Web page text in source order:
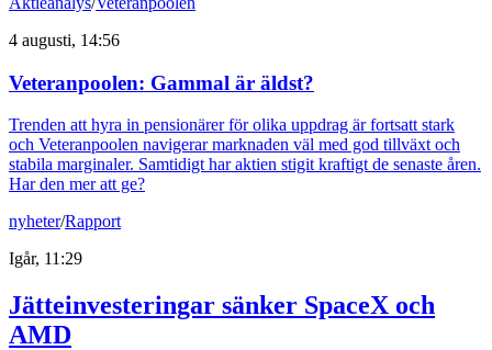
4 augusti, 14:56
Veteranpoolen: Gammal är äldst?
Trenden att hyra in pensionärer för olika uppdrag är fortsatt stark
och Veteranpoolen navigerar marknaden väl med god tillväxt och
stabila marginaler. Samtidigt har aktien stigit kraftigt de senaste åren.
Har den mer att ge?
nyheter/Rapport
Igår, 11:29
Jätteinvesteringar sänker SpaceX och
AMD